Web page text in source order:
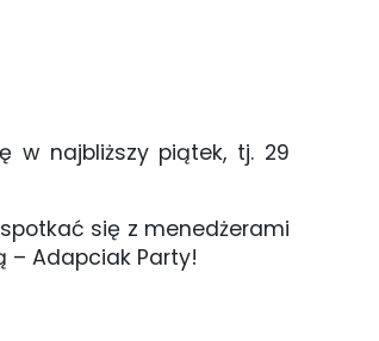
w najbliższy piątek, tj. 29
się z menedżerami
– Adapciak Party!